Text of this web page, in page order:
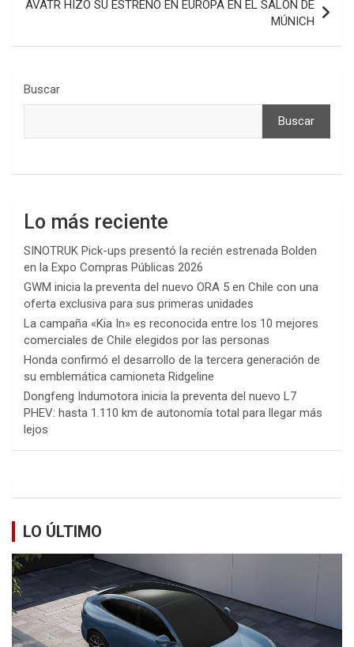
AVATR HIZO SU ESTRENO EN EUROPA EN EL SALÓN DE
MÚNICH
Buscar
Buscar
Lo más reciente
SINOTRUK Pick-ups presentó la recién estrenada Bolden
en la Expo Compras Públicas 2026
GWM inicia la preventa del nuevo ORA 5 en Chile con una
oferta exclusiva para sus primeras unidades
La campaña «Kia In» es reconocida entre los 10 mejores
comerciales de Chile elegidos por las personas
Honda confirmó el desarrollo de la tercera generación de
su emblemática camioneta Ridgeline
Dongfeng Indumotora inicia la preventa del nuevo L7
PHEV: hasta 1.110 km de autonomía total para llegar más
lejos
LO ÚLTIMO